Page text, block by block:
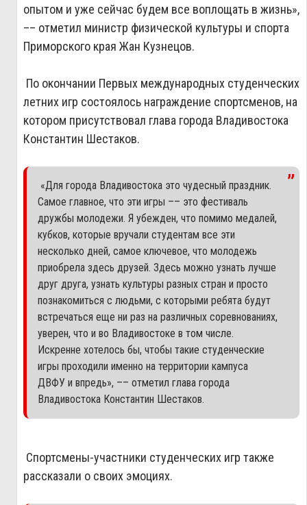
опытом и уже сейчас будем все воплощать в жизнь»,
–– отметил министр физической культуры и спорта
Приморского края Жан Кузнецов.
По окончании Первых международных студенческих
летних игр состоялось награждение спортсменов, на
котором присутствовал глава города Владивостока
Константин Шестаков.
«Для города Владивостока это чудесный праздник.
Самое главное, что эти игры –– это фестиваль
дружбы молодежи. Я убежден, что помимо медалей,
кубков, которые вручали студентам все эти
несколько дней, самое ключевое, что молодежь
приобрела здесь друзей. Здесь можно узнать лучше
друг друга, узнать культуры разных стран и просто
познакомиться с людьми, с которыми ребята будут
встречаться еще ни раз на различных соревнованиях,
уверен, что и во Владивостоке в том числе.
Искренне хотелось бы, чтобы такие студенческие
игры проходили именно на территории кампуса
ДВФУ и впредь», –– отметил глава города
Владивостока Константин Шестаков.
Спортсмены-участники студенческих игр также
рассказали о своих эмоциях.